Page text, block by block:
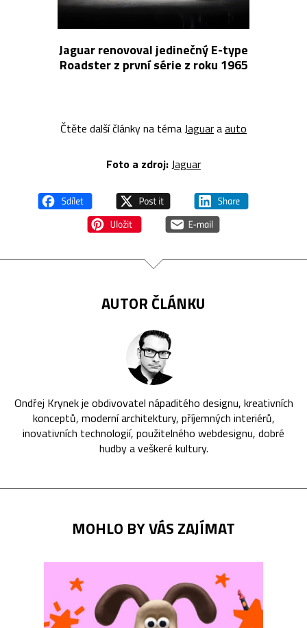
Jaguar renovoval jedinečný E-type
Roadster z první série z roku 1965
Čtěte další články na témaJaguaraauto
Foto a zdroj:Jaguar
AUTOR ČLÁNKU
Ondřej Krynek je obdivovatel nápaditého designu, kreativních
konceptů, moderní architektury, příjemných interiérů,
inovativních technologií, použitelného webdesignu, dobré
hudby a veškeré kultury.
MOHLO BY VÁS ZAJÍMAT